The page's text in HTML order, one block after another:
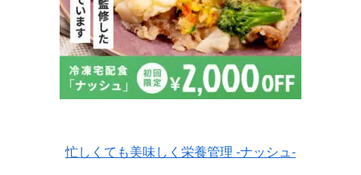
忙しくても美味しく栄養管理 -ナッシュ-